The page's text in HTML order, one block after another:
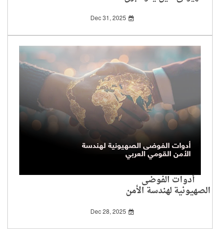
Dec 31, 2025
أدوات الفوضى
الصهيونية لهندسة الأمن
Dec 28, 2025